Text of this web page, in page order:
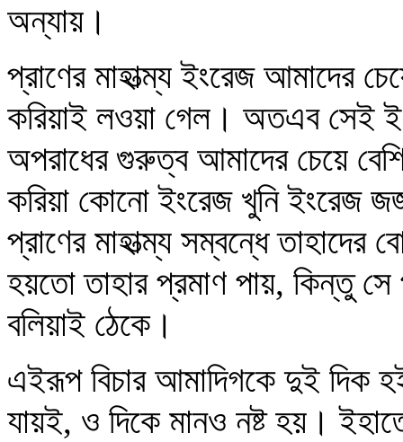
অন্যায়।
প্রাণের মাহাত্ম্য ইংরেজ আমাদের
করিয়াই লওয়া গেল। অতএব সেই
অপরাধের গুরুত্ব আমাদের চেয়ে
করিয়া কোনো ইংরেজ খুনি ইংরেজ
প্রাণের মাহাত্ম্য সম্বন্ধে
হয়তো তাহার প্রমাণ পায়, কিন্তু
বলিয়াই ঠেকে।
এইরূপ বিচার আমাদিগকে দুই দিক
যায়ই, ও দিকে মানও নষ্ট হয়।